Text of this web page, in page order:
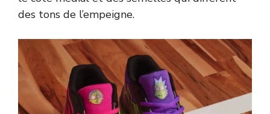
des tons de l’empeigne.